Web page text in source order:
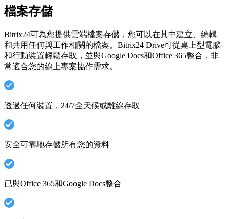
檔案存儲
Bitrix24可為您提供雲端檔案存儲，您可以在其中建立、編輯
和共用任何與工作相關的檔案。Bitrix24 Drive可從桌上型電腦
和行動裝置輕鬆存取，並與Google Docs和Office 365整合，非
常適合您的線上專案協作需求。
透過任何裝置，24/7全天候或離線存取
安全可靠地存儲所有您的資料
已與Office 365和Google Docs整合